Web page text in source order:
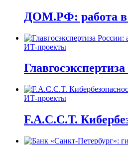
ДОМ.РФ: работа
ИТ-проекты
ИТ-проекты
F.A.C.C.T.